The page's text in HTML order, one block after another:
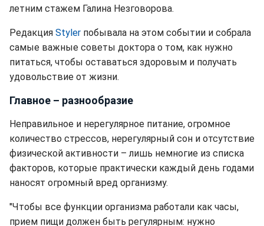
летним стажем Галина Незговорова.
Редакция Styler побывала на этом событии и собрала
самые важные советы доктора о том, как нужно
питаться, чтобы оставаться здоровым и получать
удовольствие от жизни.
Главное – разнообразие
Неправильное и нерегулярное питание, огромное
количество стрессов, нерегулярный сон и отсутствие
физической активности – лишь немногие из списка
факторов, которые практически каждый день годами
наносят огромный вред организму.
"Чтобы все функции организма работали как часы,
прием пищи должен быть регулярным: нужно